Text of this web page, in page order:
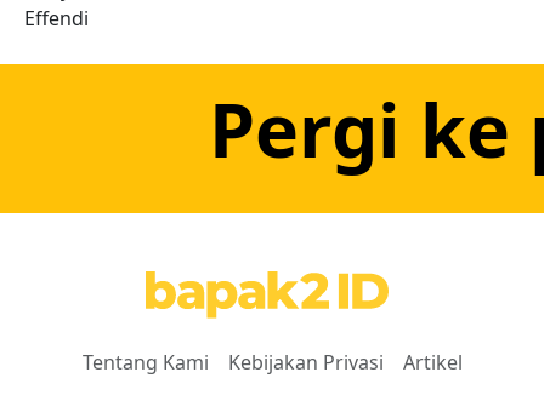
Pergi
Tentang Kami Kebijakan Privasi
Artikel